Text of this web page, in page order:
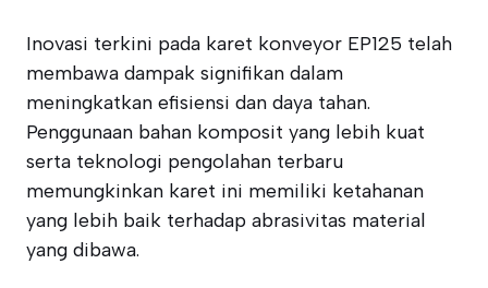
Inovasi terkini pada karet konveyor EP125 telah
membawa dampak signifikan dalam
meningkatkan efisiensi dan daya tahan.
Penggunaan bahan komposit yang lebih kuat
serta teknologi pengolahan terbaru
memungkinkan karet ini memiliki ketahanan
yang lebih baik terhadap abrasivitas material
yang dibawa.